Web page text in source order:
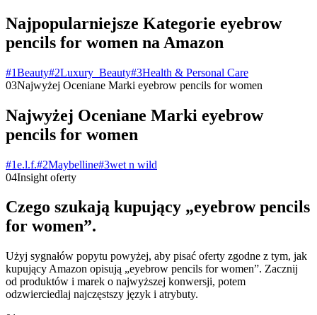
Najpopularniejsze Kategorie eyebrow
pencils for women na Amazon
#1Beauty#2Luxury_Beauty#3Health & Personal Care
03Najwyżej Oceniane Marki eyebrow pencils for women
Najwyżej Oceniane Marki eyebrow
pencils for women
#1e.l.f.#2Maybelline#3wet n wild
04Insight oferty
Czego szukają kupujący „eyebrow pencils
for women”.
Użyj sygnałów popytu powyżej, aby pisać oferty zgodne z tym, jak
kupujący Amazon opisują „eyebrow pencils for women”. Zacznij
od produktów i marek o najwyższej konwersji, potem
odzwierciedlaj najczęstszy język i atrybuty.